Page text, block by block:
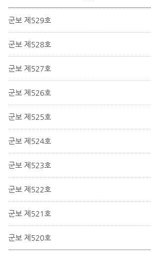
군보 제529호
군보 제528호
군보 제527호
군보 제526호
군보 제525호
군보 제524호
군보 제523호
군보 제522호
군보 제521호
군보 제520호